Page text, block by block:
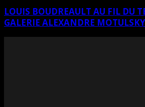
LOUIS BOUDREAULT AU FIL DU
GALERIE ALEXANDRE